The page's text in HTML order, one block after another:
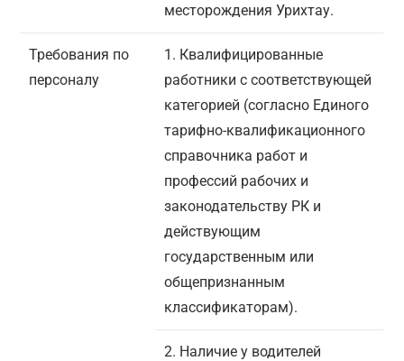
месторождения Урихтау.
Требования по
персоналу
1. Квалифицированные
работники с соответствующей
категорией (согласно Единого
тарифно-квалификационного
справочника работ и
профессий рабочих и
законодательству РК и
действующим
государственным или
общепризнанным
классификаторам).
2. Наличие у водителей